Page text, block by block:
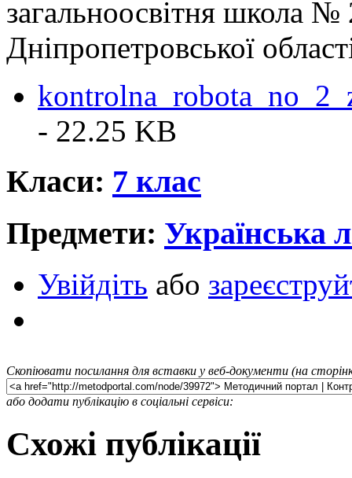
загальноосвітня школа
Дніпропетровської
- 22.25 KB
Класи: 7 клас
Предмети: Українська
Увійдіть або
Скопіювати посилання для вставки у веб-документи (на
або додати публікацію в соціальні сервіси:
Схожі публікації